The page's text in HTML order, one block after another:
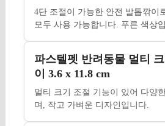
4단 조절이 가능한 안전 발톱깎이
모두 사용 가능합니다. 푸른 색상
파스텔펫 반려동물 멀티
이 3.6 x 11.8 cm
멀티 크기 조절 기능이 있어 다양
며, 작고 가벼운 디자인입니다.